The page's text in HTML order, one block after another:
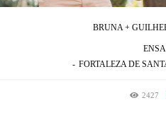
BRUNA +
FORTALEZA DE
2427